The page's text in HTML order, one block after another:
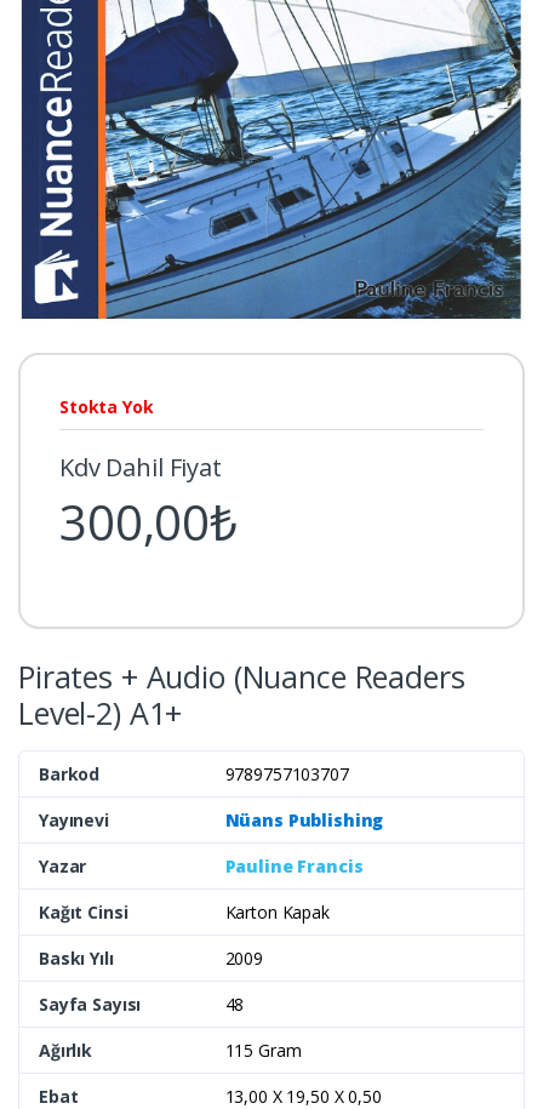
Pirates + Audio (Nuance Readers
Level-2) A1+
Barkod
9789757103707
Yayınevi
Nüans Publishing
Yazar
Pauline Francis
Kağıt Cinsi
Karton Kapak
Baskı Yılı
2009
Sayfa Sayısı
48
Ağırlık
115 Gram
Ebat
13,00 X 19,50 X 0,50
Stokta Yok
Kdv Dahil Fiyat
300,00₺